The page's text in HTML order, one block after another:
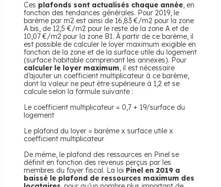
Ces plafonds sont actualisés chaque année, en
fonction des tendances générales. Pour 2019, le
barème par m2 est ainsi de 16,83 €/m2 pour la zone
A bis, de 12,5 €/m2 pour le reste de la zone A et de
10,07 €/m2 pour la zone B1. À partir de ce barème, il
est possible de calculer le loyer maximum exigible en
fonction de la zone et de la surface utile du logement
(surface habitable comprenant les annexes). Pour
calculer le loyer maximum, il est nécessaire
d’ajouter un coefficient multiplicateur à ce barème,
dont la valeur ne peut être supérieure à 1,2 et se
calcule selon la formule suivante :
Le coefficient multiplicateur = 0,7 + 19/surface du
logement
Le plafond du loyer = barème x surface utile x
coefficient multiplicateur
De même, le plafond des ressources en Pinel se
définit en fonction des revenus perçus par les
membres du foyer fiscal. La loi Pinel en 2019 a
baissé le plafond de ressources maximum des